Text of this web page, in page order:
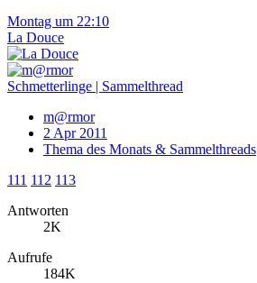
Montag um 22:10
La Douce
Schmetterlinge | Sammelthread
m@rmor
2 Apr 2011
Thema des Monats & Sammelthreads
111 112 113
Antworten
2K
Aufrufe
184K